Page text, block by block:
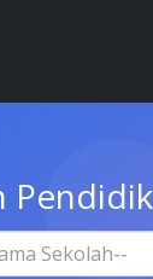
Sekolah--